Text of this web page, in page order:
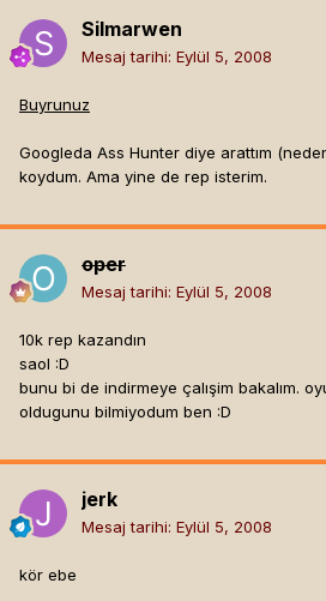
Silmarwen
Mesaj tarihi: Eylül 5, 2008
Buyrunuz
Googleda Ass Hunter diye arattım
koydum. Ama yine de rep isterim.
oper
Mesaj tarihi: Eylül 5, 2008
10k rep kazandın
saol :D
bunu bi de indirmeye çalışim bakalım.
oldugunu bilmiyodum ben :D
jerk
Mesaj tarihi: Eylül 5, 2008
kör ebe